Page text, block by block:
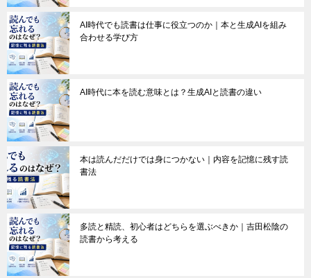
AI時代でも読書は仕事に役立つのか｜本と生成AIを組み
合わせる学び方
AI時代に本を読む意味とは？生成AIと読書の違い
本は読んだだけでは身につかない｜内容を記憶に残す読
書法
多読と精読、初心者はどちらを選ぶべきか｜吉田松陰の
読書から考える